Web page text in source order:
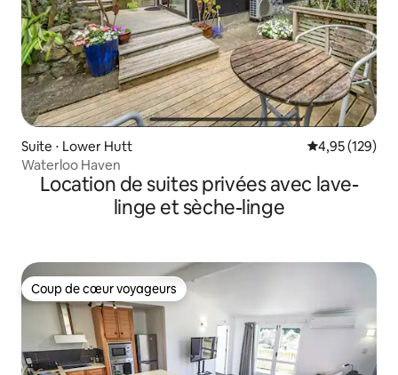
Suite ⋅ Lower Hutt Évaluation
4,95 (129)
Waterloo Haven
Location de suites privées avec lave-
linge et sèche-linge
Coup de cœur voyageurs
Coup de cœur voyageurs